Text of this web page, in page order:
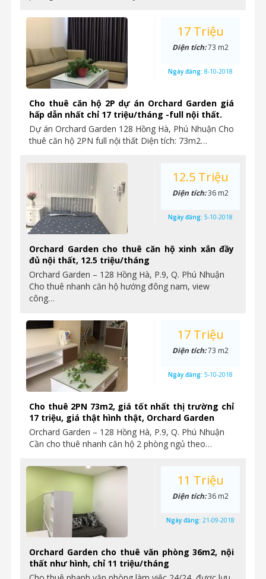
Cho thuê căn hộ 2P dự án Orchard Garden giá
hấp dẫn nhất chỉ 17 triệu/tháng -full nội thất.
Dự án Orchard Garden 128 Hồng Hà, Phú Nhuận Cho
thuê căn hộ 2PN full nội thất Diện tích: 73m2…
17 Triệu
Diện tích:73 m2
Ngày đăng: 8-10-2018
Orchard Garden cho thuê căn hộ xinh xắn đầy
đủ nội thất, 12.5 triệu/tháng
Orchard Garden – 128 Hồng Hà, P.9, Q. Phú Nhuận
Cho thuê nhanh căn hộ hướng đông nam, view
công…
12.5 Triệu
Diện tích:36 m2
Ngày đăng: 5-10-2018
Cho thuê 2PN 73m2, giá tốt nhất thị trường chỉ
17 triệu, giá thật hình thật, Orchard Garden
Orchard Garden – 128 Hồng Hà, P.9, Q. Phú Nhuận
Cần cho thuê nhanh căn hộ 2 phòng ngủ theo…
17 Triệu
Diện tích:73 m2
Ngày đăng: 5-10-2018
Orchard Garden cho thuê văn phòng 36m2, nội
thất như hình, chỉ 11 triệu/tháng
11 Triệu
Diện tích:36 m2
Ngày đăng: 21-09-2018